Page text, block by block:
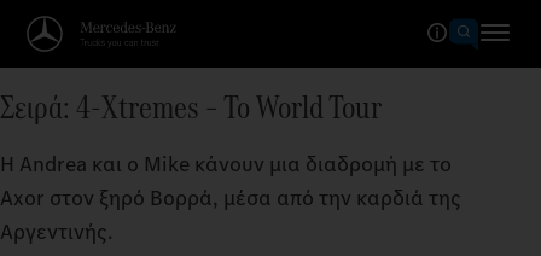
Σειρά: 4-Xtremes – Το World Tour
Η Andrea και ο Mike κάνουν μια διαδρομή με το
Axor στον ξηρό Βορρά, μέσα από την καρδιά της
Αργεντινής.